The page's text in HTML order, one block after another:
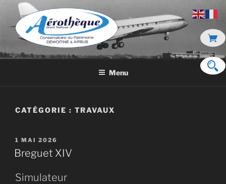
contenu
principal
DE DEWOITINE À AIRBUS
Menu
CATÉGORIE : TRAVAUX
PUBLIÉ
LE
1 MAI 2026
Breguet XIV
Simulateur